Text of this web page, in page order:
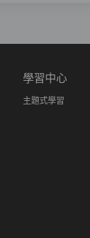
學習中心
主題式學習